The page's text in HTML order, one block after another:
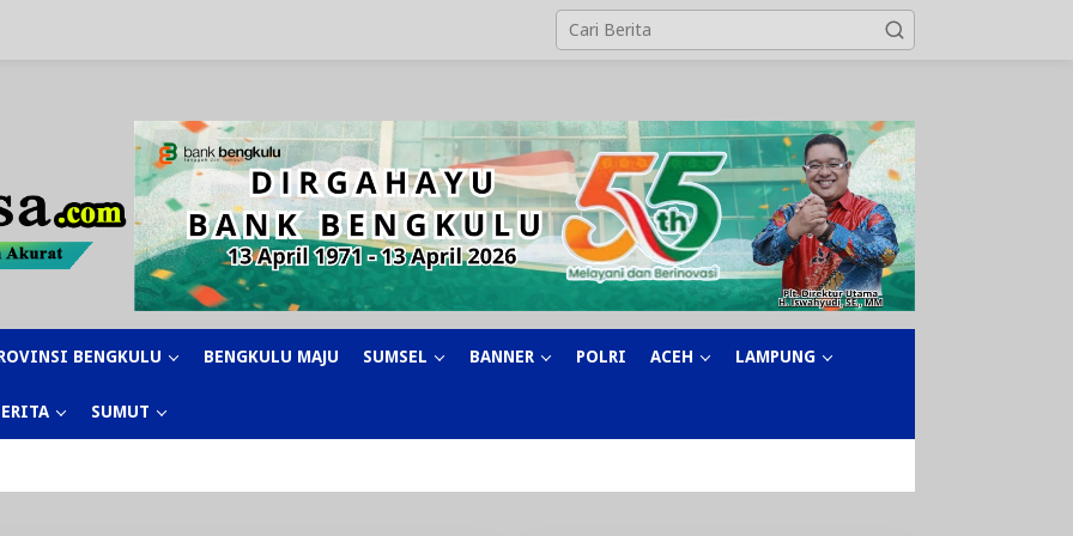
BENGKULU BENGKULU MAJU SUMSEL BANNER POLRI ACEH LAMPUNG
SUMUT